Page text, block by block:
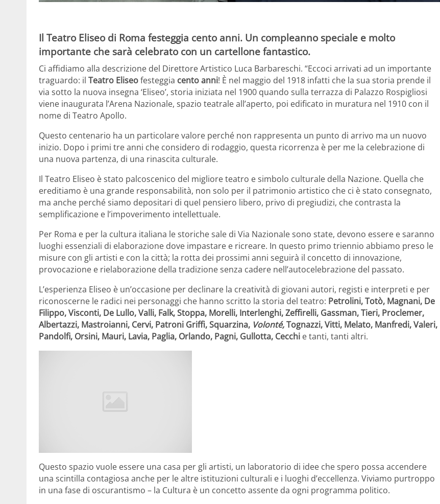
Il Teatro Eliseo di Roma festeggia cento anni. Un compleanno speciale e molto
importante che sarà celebrato con un cartellone fantastico.
Ci affidiamo alla descrizione del Direttore Artistico Luca Barbareschi. “Eccoci arrivati ad un importante
traguardo: il Teatro Eliseofesteggia cento anni! È nel maggio del 1918 infatti che la sua storia prende il
via sotto la nuova insegna ‘Eliseo’, storia iniziata nel 1900 quando sulla terrazza di Palazzo Rospigliosi
viene inaugurata l’Arena Nazionale, spazio teatrale all’aperto, poi edificato in muratura nel 1910 con il
nome di Teatro Apollo.
Questo centenario ha un particolare valore perché non rappresenta un punto di arrivo ma un nuovo
inizio. Dopo i primi tre anni che considero di rodaggio, questa ricorrenza è per me la celebrazione di
una nuova partenza, di una rinascita culturale.
Il Teatro Eliseo è stato palcoscenico del migliore teatro e simbolo culturale della Nazione. Quella che
ereditiamo è una grande responsabilità, non solo per il patrimonio artistico che ci è stato consegnato,
ma anche perché siamo depositari di quel pensiero libero, privo di pregiudizi, che contrasta la
semplificazione e l’impoverimento intellettuale.
Per Roma e per la cultura italiana le storiche sale di Via Nazionale sono state, devono essere e saranno
luoghi essenziali di elaborazione dove impastare e ricreare. In questo primo triennio abbiamo preso le
misure con gli artisti e con la città; la rotta dei prossimi anni seguirà il concetto di innovazione,
provocazione e rielaborazione della tradizione senza cadere nell’autocelebrazione del passato.
L’esperienza Eliseo è un’occasione per declinare la creatività di giovani autori, registi e interpreti e per
riconoscerne le radici nei personaggi che hanno scritto la storia del teatro: Petrolini, Totò, Magnani, De
Filippo, Visconti, De Lullo, Valli, Falk, Stoppa, Morelli, Interlenghi, Zeffirelli, Gassman, Tieri, Proclemer,
Albertazzi, Mastroianni, Cervi, Patroni Griffi, Squarzina, Volonté,Tognazzi, Vitti, Melato, Manfredi, Valeri,
Pandolfi, Orsini, Mauri, Lavia, Paglia, Orlando, Pagni, Gullotta, Cecchi e tanti, tanti altri.
Questo spazio vuole essere una casa per gli artisti, un laboratorio di idee che spero possa accendere
una scintilla contagiosa anche per le altre istituzioni culturali e i luoghi d’eccellenza. Viviamo purtroppo
in una fase di oscurantismo – la Cultura è un concetto assente da ogni programma politico.